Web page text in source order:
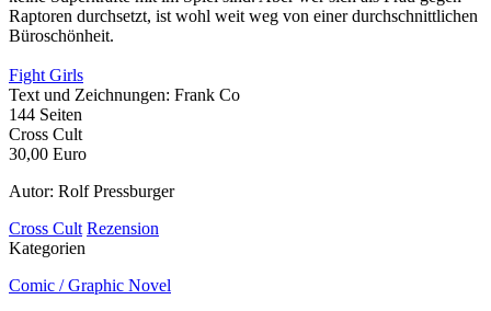
Raptoren durchsetzt, ist wohl weit weg von einer durchschnittlichen
Büroschönheit.
Fight Girls
Text und Zeichnungen: Frank Co
144 Seiten
Cross Cult
30,00 Euro
Autor: Rolf Pressburger
Cross Cult Rezension
Kategorien
Comic / Graphic Novel